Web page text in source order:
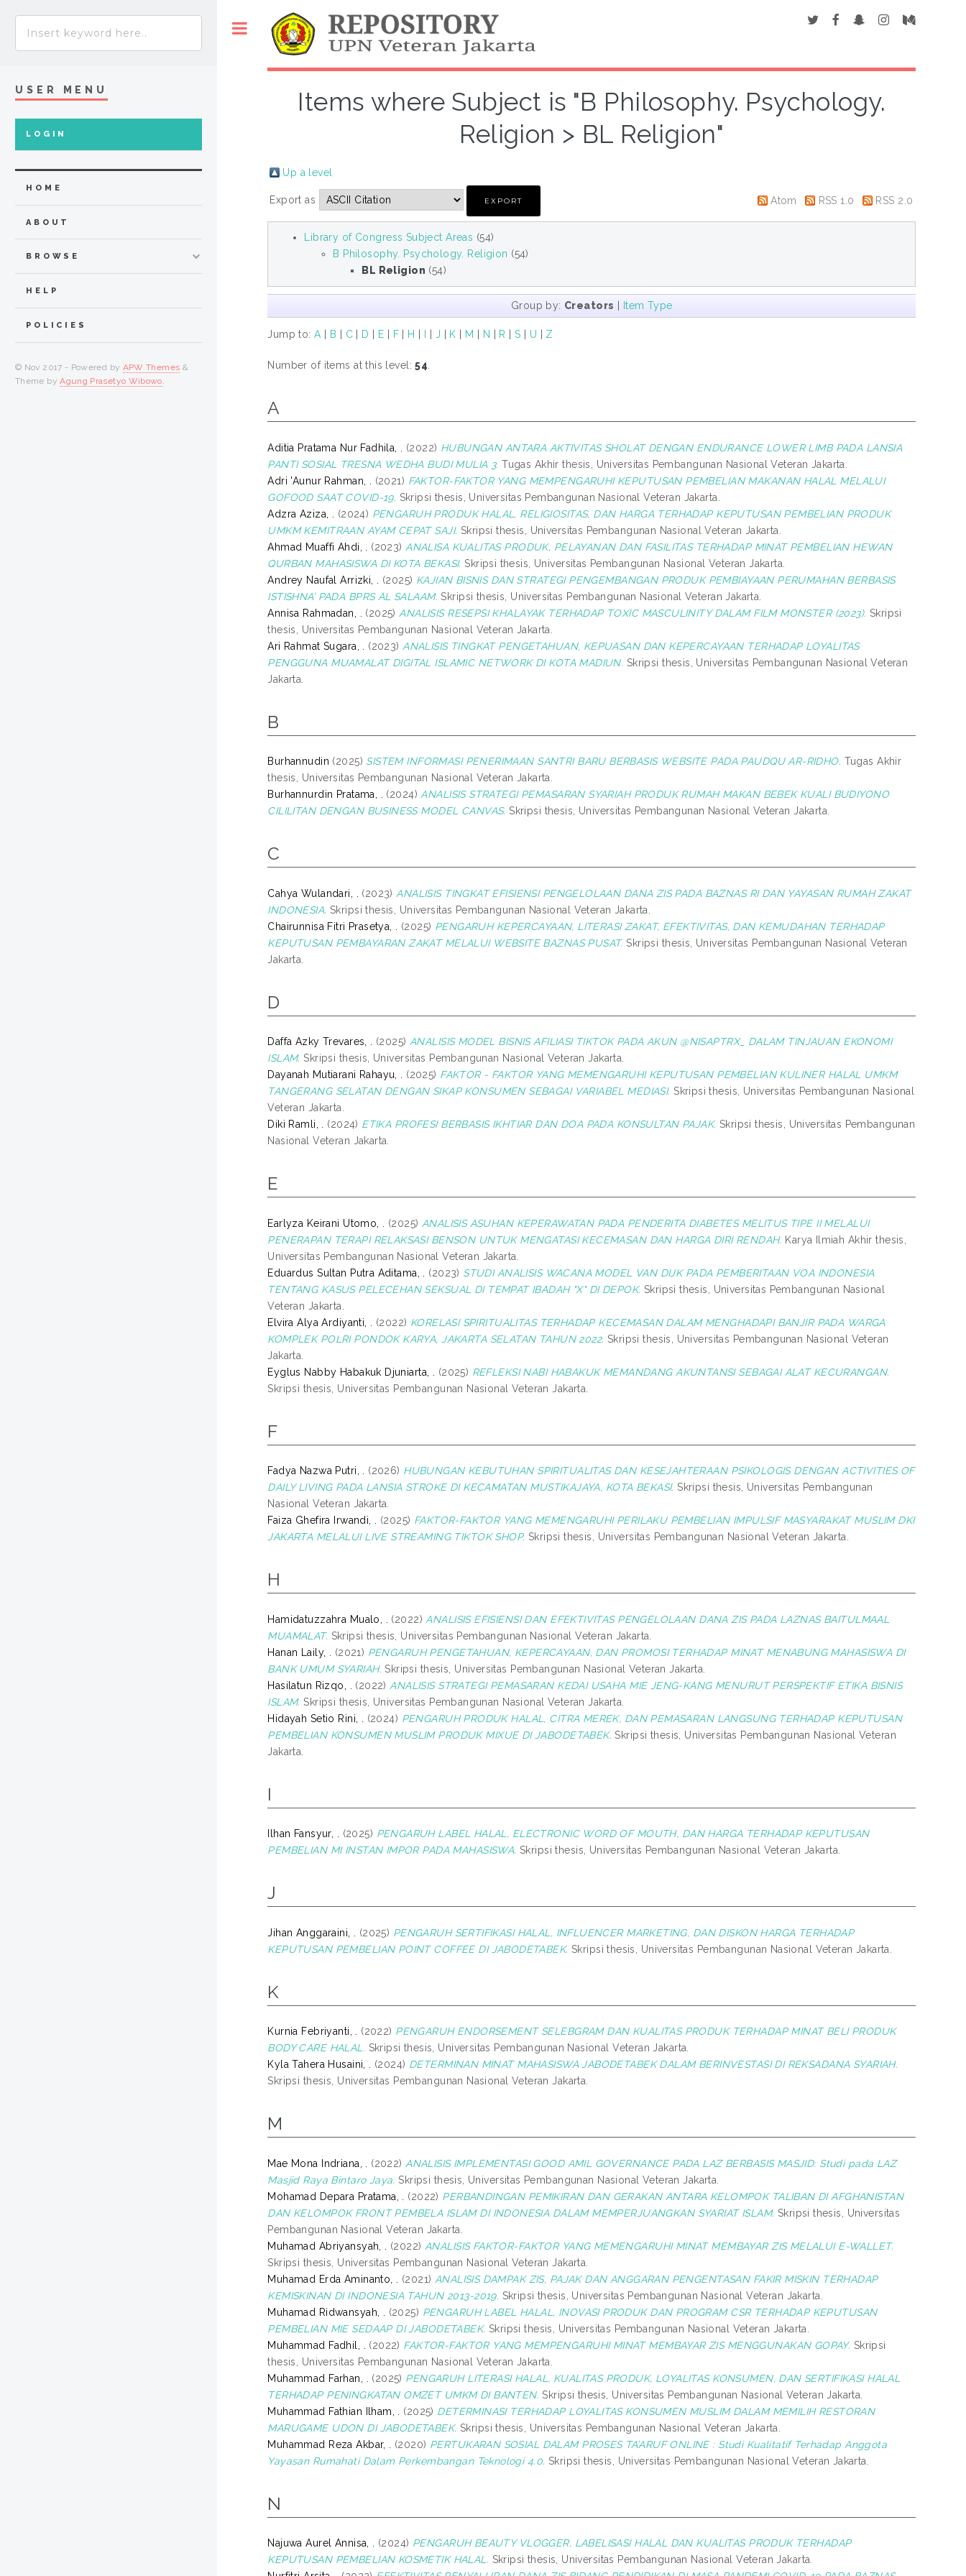
Items where Subject is "B Philosophy. Psychology.
Religion > BL Religion"
Up a level
Export as Atom RSS 1.0 RSS 2.0
Library of Congress Subject Areas (54)
B Philosophy. Psychology. Religion (54)
BL Religion (54)
Group by: Creators Item Type
Jump to:A B C| D E F H J K M N R |S U Z
Number of items at this level:54
A
Aditia Pratama Nur Fadhila, . (2022) HUBUNGAN ANTARA AKTIVITAS SHOLAT DENGAN ENDURANCE LOWER LIMB PADA LANSIA
PANTI SOSIAL TRESNA WEDHA BUDI MULIA 3. Tugas Akhir thesis, Universitas Pembangunan Nasional Veteran Jakarta.
Adri 'Aunur Rahman, .
(2021) FAKTOR-FAKTOR YANG MEMPENGARUHI KEPUTUSAN PEMBELIAN MAKANAN HALAL MELALUI
GOFOOD SAAT COVID-19. Skripsi thesis, Universitas Pembangunan Nasional Veteran Jakarta.
Adzra Aziza, .
(2024) PENGARUH PRODUK HALAL, RELIGIOSITAS, DAN HARGA TERHADAP KEPUTUSAN PEMBELIAN PRODUK
UMKM KEMITRAAN AYAM CEPAT SAJI. Skripsi thesis, Universitas Pembangunan Nasional Veteran Jakarta.
Ahmad Muaffi Ahdi, .
(2023) ANALISA KUALITAS PRODUK, PELAYANAN DAN FASILITAS TERHADAP MINAT PEMBELIAN HEWAN
QURBAN MAHASISWA DI KOTA BEKASI. Skripsi thesis, Universitas Pembangunan Nasional Veteran Jakarta.
Andrey Naufal Arrizki, .
(2025) KAJIAN BISNIS DAN STRATEGI PENGEMBANGAN PRODUK PEMBIAYAAN PERUMAHAN BERBASIS
ISTISHNA’ PADA BPRS AL SALAAM. Skripsi thesis, Universitas Pembangunan Nasional Veteran Jakarta.
Annisa Rahmadan, .
(2025) ANALISIS RESEPSI KHALAYAK TERHADAP TOXIC MASCULINITY DALAM FILM MONSTER (2023). Skripsi
thesis, Universitas Pembangunan Nasional Veteran Jakarta.
Ari Rahmat Sugara, .
(2023) ANALISIS TINGKAT PENGETAHUAN, KEPUASAN DAN KEPERCAYAAN TERHADAP LOYALITAS
PENGGUNA MUAMALAT DIGITAL ISLAMIC NETWORK DI KOTA MADIUN. Skripsi thesis, Universitas Pembangunan Nasional Veteran
Jakarta.
B
Burhannudin (2025) SISTEM INFORMASI PENERIMAAN SANTRI BARU BERBASIS WEBSITE PADA PAUDQU AR-RIDHO. Tugas Akhir
thesis, Universitas Pembangunan Nasional Veteran Jakarta.
Burhannurdin Pratama, .
(2024) ANALISIS STRATEGI PEMASARAN SYARIAH PRODUK RUMAH MAKAN BEBEK KUALI BUDIYONO
CILILITAN DENGAN BUSINESS MODEL CANVAS. Skripsi thesis, Universitas Pembangunan Nasional Veteran Jakarta.
C
Cahya Wulandari, . (2023) ANALISIS TINGKAT EFISIENSI PENGELOLAAN DANA ZIS PADA BAZNAS RI DAN YAYASAN RUMAH ZAKAT
INDONESIA. Skripsi thesis, Universitas Pembangunan Nasional Veteran Jakarta.
Chairunnisa Fitri Prasetya, .
(2025) PENGARUH KEPERCAYAAN, LITERASI ZAKAT, EFEKTIVITAS, DAN KEMUDAHAN TERHADAP
KEPUTUSAN PEMBAYARAN ZAKAT MELALUI WEBSITE BAZNAS PUSAT. Skripsi thesis, Universitas Pembangunan Nasional Veteran
Jakarta.
D
Daffa Azky Trevares, . (2025) ANALISIS MODEL BISNIS AFILIASI TIKTOK PADA AKUN @NISAPTRX_ DALAM TINJAUAN EKONOMI
ISLAM. Skripsi thesis, Universitas Pembangunan Nasional Veteran Jakarta.
Dayanah Mutiarani Rahayu, .
(2025) FAKTOR - FAKTOR YANG MEMENGARUHI KEPUTUSAN PEMBELIAN KULINER HALAL UMKM
TANGERANG SELATAN DENGAN SIKAP KONSUMEN SEBAGAI VARIABEL MEDIASI. Skripsi thesis, Universitas Pembangunan Nasional
Veteran Jakarta.
Diki Ramli, .
(2024) ETIKA PROFESI BERBASIS IKHTIAR DAN DOA PADA KONSULTAN PAJAK. Skripsi thesis, Universitas Pembangunan
Nasional Veteran Jakarta.
E
Earlyza Keirani Utomo, . (2025) ANALISIS ASUHAN KEPERAWATAN PADA PENDERITA DIABETES MELITUS TIPE II MELALUI
PENERAPAN TERAPI RELAKSASI BENSON UNTUK MENGATASI KECEMASAN DAN HARGA DIRI RENDAH. Karya Ilmiah Akhir thesis,
Universitas Pembangunan Nasional Veteran Jakarta.
Eduardus Sultan Putra Aditama, .
(2023) STUDI ANALISIS WACANA MODEL VAN DIJK PADA PEMBERITAAN VOA INDONESIA
TENTANG KASUS PELECEHAN SEKSUAL DI TEMPAT IBADAH "X" DI DEPOK. Skripsi thesis, Universitas Pembangunan Nasional
Veteran Jakarta.
Elvira Alya Ardiyanti, .
(2022) KORELASI SPIRITUALITAS TERHADAP KECEMASAN DALAM MENGHADAPI BANJIR PADA WARGA
KOMPLEK POLRI PONDOK KARYA, JAKARTA SELATAN TAHUN 2022. Skripsi thesis, Universitas Pembangunan Nasional Veteran
Jakarta.
Eyglus Nabby Habakuk Djuniarta, .
(2025) REFLEKSI NABI HABAKUK MEMANDANG AKUNTANSI SEBAGAI ALAT KECURANGAN.
Skripsi thesis, Universitas Pembangunan Nasional Veteran Jakarta.
F
Fadya Nazwa Putri, . (2026) HUBUNGAN KEBUTUHAN SPIRITUALITAS DAN KESEJAHTERAAN PSIKOLOGIS DENGAN ACTIVITIES OF
DAILY LIVING PADA LANSIA STROKE DI KECAMATAN MUSTIKAJAYA, KOTA BEKASI. Skripsi thesis, Universitas Pembangunan
Nasional Veteran Jakarta.
Faiza Ghefira Irwandi, .
(2025) FAKTOR-FAKTOR YANG MEMENGARUHI PERILAKU PEMBELIAN IMPULSIF MASYARAKAT MUSLIM DKI
JAKARTA MELALUI LIVE STREAMING TIKTOK SHOP. Skripsi thesis, Universitas Pembangunan Nasional Veteran Jakarta.
H
Hamidatuzzahra Mualo, . (2022) ANALISIS EFISIENSI DAN EFEKTIVITAS PENGELOLAAN DANA ZIS PADA LAZNAS BAITULMAAL
MUAMALAT. Skripsi thesis, Universitas Pembangunan Nasional Veteran Jakarta.
Hanan Laily, .
(2021) PENGARUH PENGETAHUAN, KEPERCAYAAN, DAN PROMOSI TERHADAP MINAT MENABUNG MAHASISWA DI
BANK UMUM SYARIAH. Skripsi thesis, Universitas Pembangunan Nasional Veteran Jakarta.
Hasilatun Rizqo, .
(2022) ANALISIS STRATEGI PEMASARAN KEDAI USAHA MIE JENG-KANG MENURUT PERSPEKTIF ETIKA BISNIS
ISLAM. Skripsi thesis, Universitas Pembangunan Nasional Veteran Jakarta.
Hidayah Setio Rini, .
(2024) PENGARUH PRODUK HALAL, CITRA MEREK, DAN PEMASARAN LANGSUNG TERHADAP KEPUTUSAN
PEMBELIAN KONSUMEN MUSLIM PRODUK MIXUE DI JABODETABEK. Skripsi thesis, Universitas Pembangunan Nasional Veteran
Jakarta.
I
Ilhan Fansyur, . (2025) PENGARUH LABEL HALAL, ELECTRONIC WORD OF MOUTH, DAN HARGA TERHADAP KEPUTUSAN
PEMBELIAN MI INSTAN IMPOR PADA MAHASISWA. Skripsi thesis, Universitas Pembangunan Nasional Veteran Jakarta.
J
Jihan Anggaraini, . (2025) PENGARUH SERTIFIKASI HALAL, INFLUENCER MARKETING, DAN DISKON HARGA TERHADAP
KEPUTUSAN PEMBELIAN POINT COFFEE DI JABODETABEK. Skripsi thesis, Universitas Pembangunan Nasional Veteran Jakarta.
K
Kurnia Febriyanti, . (2022) PENGARUH ENDORSEMENT SELEBGRAM DAN KUALITAS PRODUK TERHADAP MINAT BELI PRODUK
BODY CARE HALAL. Skripsi thesis, Universitas Pembangunan Nasional Veteran Jakarta.
Kyla Tahera Husaini, .
(2024) DETERMINAN MINAT MAHASISWA JABODETABEK DALAM BERINVESTASI DI REKSADANA SYARIAH.
Skripsi thesis, Universitas Pembangunan Nasional Veteran Jakarta.
M
Mae Mona Indriana, . (2022) ANALISIS IMPLEMENTASI GOOD AMIL GOVERNANCE PADA LAZ BERBASIS MASJID: Studi pada LAZ
Masjid Raya Bintaro Jaya. Skripsi thesis, Universitas Pembangunan Nasional Veteran Jakarta.
Mohamad Depara Pratama, .
(2022) PERBANDINGAN PEMIKIRAN DAN GERAKAN ANTARA KELOMPOK TALIBAN DI AFGHANISTAN
DAN KELOMPOK FRONT PEMBELA ISLAM DI INDONESIA DALAM MEMPERJUANGKAN SYARIAT ISLAM. Skripsi thesis, Universitas
Pembangunan Nasional Veteran Jakarta.
Muhamad Abriyansyah, .
(2022) ANALISIS FAKTOR-FAKTOR YANG MEMENGARUHI MINAT MEMBAYAR ZIS MELALUI E-WALLET.
Skripsi thesis, Universitas Pembangunan Nasional Veteran Jakarta.
Muhamad Erda Aminanto, .
(2021) ANALISIS DAMPAK ZIS, PAJAK DAN ANGGARAN PENGENTASAN FAKIR MISKIN TERHADAP
KEMISKINAN DI INDONESIA TAHUN 2013-2019. Skripsi thesis, Universitas Pembangunan Nasional Veteran Jakarta.
Muhamad Ridwansyah, .
(2025) PENGARUH LABEL HALAL, INOVASI PRODUK DAN PROGRAM CSR TERHADAP KEPUTUSAN
PEMBELIAN MIE SEDAAP DI JABODETABEK. Skripsi thesis, Universitas Pembangunan Nasional Veteran Jakarta.
Muhammad Fadhil, .
(2022) FAKTOR-FAKTOR YANG MEMPENGARUHI MINAT MEMBAYAR ZIS MENGGUNAKAN GOPAY. Skripsi
thesis, Universitas Pembangunan Nasional Veteran Jakarta.
Muhammad Farhan, .
(2025) PENGARUH LITERASI HALAL, KUALITAS PRODUK, LOYALITAS KONSUMEN, DAN SERTIFIKASI HALAL
TERHADAP PENINGKATAN OMZET UMKM DI BANTEN. Skripsi thesis, Universitas Pembangunan Nasional Veteran Jakarta.
Muhammad Fathian Ilham, .
(2025) DETERMINASI TERHADAP LOYALITAS KONSUMEN MUSLIM DALAM MEMILIH RESTORAN
MARUGAME UDON DI JABODETABEK. Skripsi thesis, Universitas Pembangunan Nasional Veteran Jakarta.
Muhammad Reza Akbar, .
(2020) PERTUKARAN SOSIAL DALAM PROSES TA’ARUF ONLINE : Studi Kualitatif Terhadap Anggota
Yayasan Rumahati Dalam Perkembangan Teknologi 4.0. Skripsi thesis, Universitas Pembangunan Nasional Veteran Jakarta.
N
Najuwa Aurel Annisa, . (2024) PENGARUH BEAUTY VLOGGER, LABELISASI HALAL DAN KUALITAS PRODUK TERHADAP
KEPUTUSAN PEMBELIAN KOSMETIK HALAL. Skripsi thesis, Universitas Pembangunan Nasional Veteran Jakarta.
USER MENU
LOGIN
HOME
ABOUT
BROWSE
HELP
POLICIES
© Nov 2017 - Powered by APW Themes &
Theme byAgung Prasetyo Wibowo